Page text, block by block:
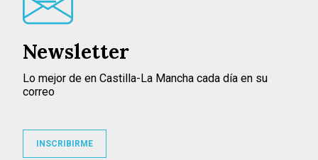
Newsletter
Lo mejor de en Castilla-La Mancha cada día en su
correo
INSCRIBIRME